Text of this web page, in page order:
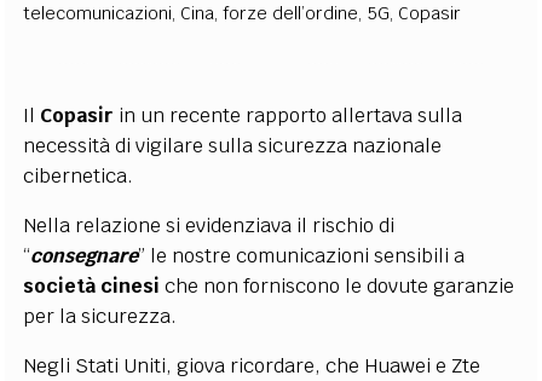
telecomunicazioni, Cina,forze dell’ordine, 5G, Copasir
Il Copasir in un recente rapporto allertava sulla
necessità di vigilare sulla sicurezza nazionale
cibernetica.
Nella relazione si evidenziava il rischio di
“consegnare” le nostre comunicazioni sensibili a
società cinesi che non forniscono le dovute garanzie
per la sicurezza.
Negli Stati Uniti, giova ricordare, che Huawei e Zte